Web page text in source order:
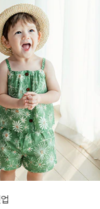
민소매 티셔츠